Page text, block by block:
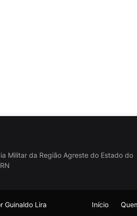
Militar da Região Agreste do Estado do
Guinaldo Lira Início